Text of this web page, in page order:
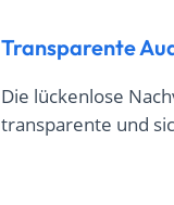
Transparente
Die lückenlose
transparente und